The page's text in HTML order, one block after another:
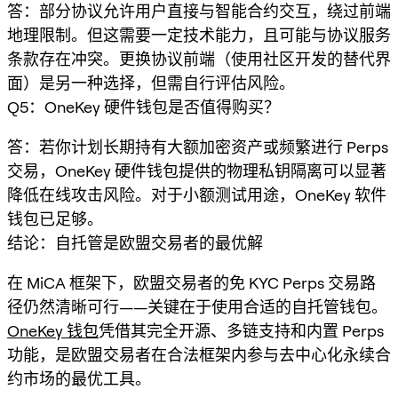
答：部分协议允许用户直接与智能合约交互，绕过前端
地理限制。但这需要一定技术能力，且可能与协议服务
条款存在冲突。更换协议前端（使用社区开发的替代界
面）是另一种选择，但需自行评估风险。
Q5：OneKey 硬件钱包是否值得购买？
答：若你计划长期持有大额加密资产或频繁进行 Perps
交易，OneKey 硬件钱包提供的物理私钥隔离可以显著
降低在线攻击风险。对于小额测试用途，OneKey 软件
钱包已足够。
结论：自托管是欧盟交易者的最优解
在 MiCA 框架下，欧盟交易者的免 KYC Perps 交易路
径仍然清晰可行——关键在于使用合适的自托管钱包。
OneKey 钱包凭借其完全开源、多链支持和内置 Perps
功能，是欧盟交易者在合法框架内参与去中心化永续合
约市场的最优工具。